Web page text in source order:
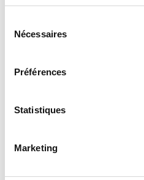
Nécessaires
Préférences
Statistiques
Marketing